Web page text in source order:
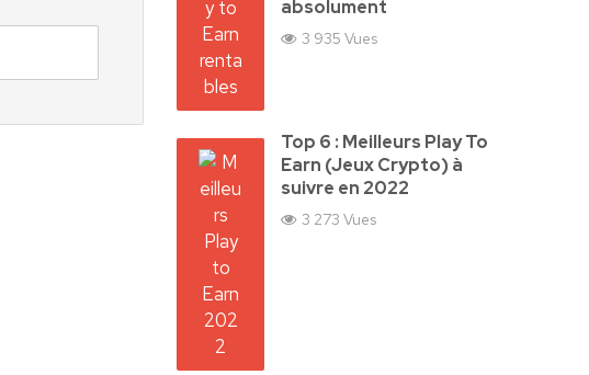
absolument
3 935 Vues
Top 6 : Meilleurs Play To
Earn (Jeux Crypto) à
suivre en 2022
3 273 Vues